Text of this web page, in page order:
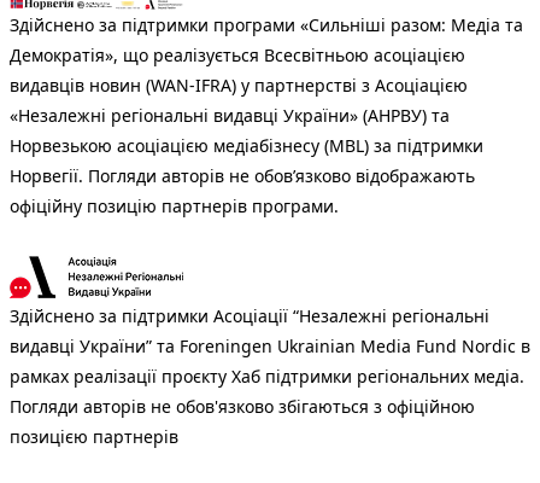
Здійснено за підтримки програми «Сильніші разом: Медіа та
Демократія», що реалізується Всесвітньою асоціацією
видавців новин (WAN-IFRA) у партнерстві з Асоціацією
«Незалежні регіональні видавці України» (АНРВУ) та
Норвезькою асоціацією медіабізнесу (MBL) за підтримки
Норвегії. Погляди авторів не обов’язково відображають
офіційну позицію партнерів програми.
Здійснено за підтримки Асоціації “Незалежні регіональні
видавці України” та Foreningen Ukrainian Media Fund Nordic в
рамках реалізації проєкту Хаб підтримки регіональних медіа.
Погляди авторів не обов'язково збігаються з офіційною
позицією партнерів